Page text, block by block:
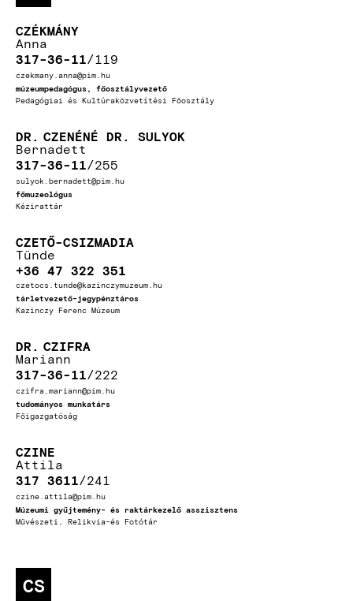
CZÉKMÁNY
Anna
317-36-11 119
czekmany.anna@pim.hu
múzeumpedagógus, főosztályvezető
Pedagógiai és Kultúraközvetítési Főosztály
DR. CZENÉNÉ DR. SULYOK
Bernadett
317-36-11 255
sulyok.bernadett@pim.hu
főmuzeológus
Kézirattár
CZETŐ-CSIZMADIA
Tünde
+36 47 322 351
czetocs.tunde@kazinczymuzeum.hu
tárletvezető-jegypénztáros
Kazinczy Ferenc Múzeum
DR. CZIFRA
Mariann
317-36-11 222
czifra.mariann@pim.hu
tudományos munkatárs
Főigazgatóság
CZINE
Attila
317 3611 241
czine.attila@pim.hu
Múzeumi gyűjtemény- és raktárkezelő asszisztens
Művészeti, Relikvia-és Fotótár
CS